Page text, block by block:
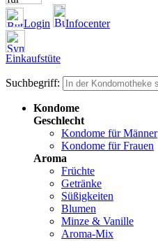
Login Infocenter
Einkaufstüte
Suchbegriff:
Kondome
Geschlecht
Kondome für Männer
Kondome für Frauen
Aroma
Früchte
Getränke
Süßigkeiten
Blumen
Minze & Vanille
Aroma-Mix